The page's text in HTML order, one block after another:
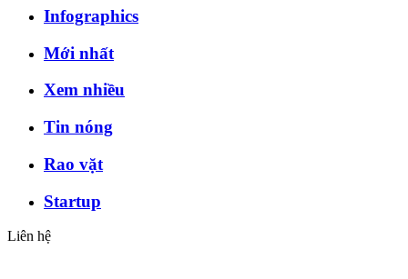
Infographics
Mới nhất
Xem nhiều
Tin nóng
Rao vặt
Startup
Liên hệ